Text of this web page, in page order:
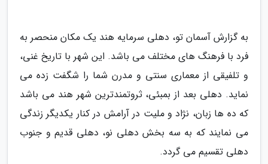
به گزارش آسمان تو، دهلی سرمایه هند یک مکان منحصر به
فرد با فرهنگ های مختلف می باشد. این شهر با تاریخ غنی،
و تلفیقی از معماری سنتی و مدرن شما را شگفت زده می
نماید. دهلی بعد از بمبئی، ثروتمندترین شهر هند می باشد
که ده ها زبان، نژاد و ملیت در آرامش در کنار یکدیگر زندگی
می نمایند که به سه بخش دهلی نو، دهلی قدیم و جنوب
دهلی تقسیم می گردد.